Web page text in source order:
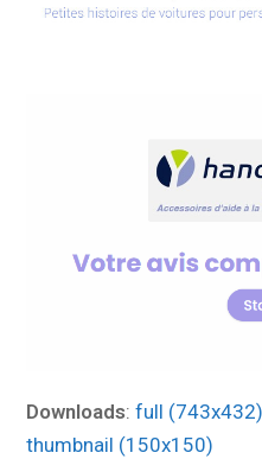
Downloads:full (743x432)
thumbnail (150x150)